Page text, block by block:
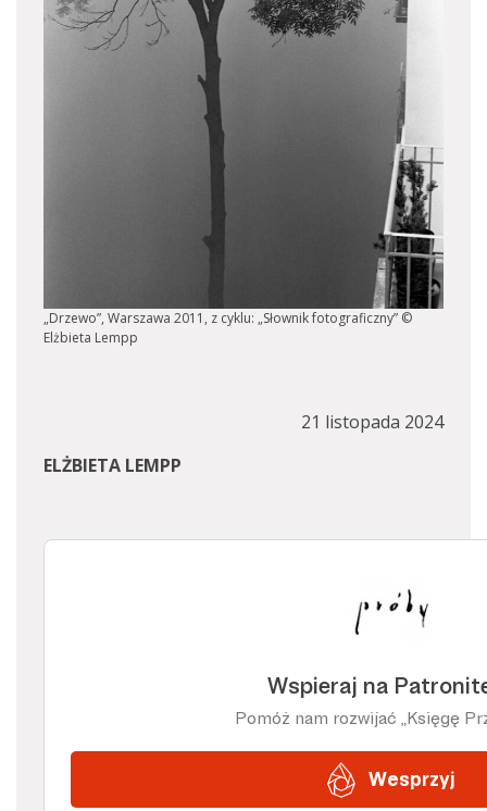
„Drzewo”, Warszawa 2011, z cyklu: „Słownik fotograficzny” ©
Elżbieta Lempp
21 listopada 2024
ELŻBIETA LEMPP